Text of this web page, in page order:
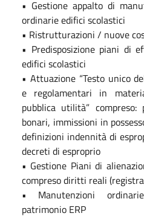
• Gestione appalto di
ordinarie edifici scolastici
• Ristrutturazioni / nuove
• Predisposizione piani di
edifici scolastici
• Attuazione “Testo unico
e regolamentari in
pubblica utilità”
bonari, immissioni in
definizioni indennità di
decreti di esproprio
• Gestione Piani di
compreso diritti reali
• Manutenzioni
patrimonio ERP